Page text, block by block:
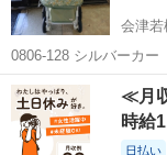
会津若
0806-128 シルバーカー ライトミニN 【状
レ、キズ、落としきれ
ください ・お値引きは
た...
福島 会津若松市
≪月
時給
日払い